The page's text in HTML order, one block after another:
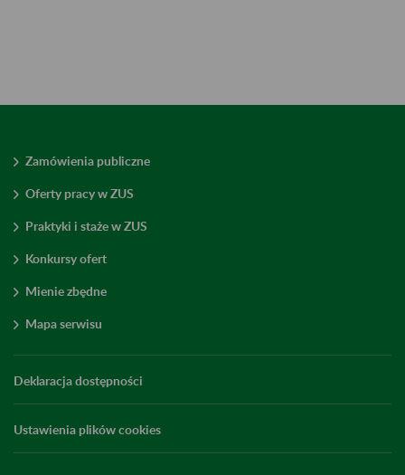
Zamówienia publiczne
Oferty pracy w ZUS
Praktyki i staże w ZUS
Konkursy ofert
Mienie zbędne
Mapa serwisu
Deklaracja dostępności
Ustawienia plików cookies